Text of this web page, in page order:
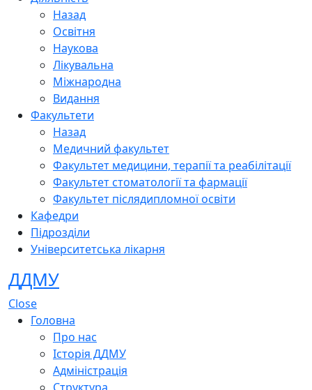
Назад
Освітня
Наукова
Лікувальна
Міжнародна
Видання
Факультети
Назад
Медичний факультет
Факультет медицини, терапії та реабілітації
Факультет стоматології та фармації
Факультет післядипломної освіти
Кафедри
Підрозділи
Університетська лікарня
ДДМУ
Close
Головна
Про нас
Історія ДДМУ
Адміністрація